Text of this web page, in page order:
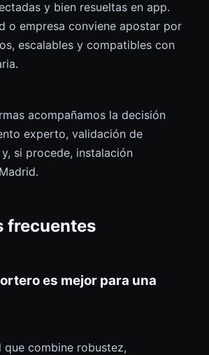
y bien resueltas en app.
o empresa conviene apostar por
escalables y compatibles con
acompañamos la decisión
experto, validación de
si procede, instalación
frecuentes
es mejor para una
que combine robustez,